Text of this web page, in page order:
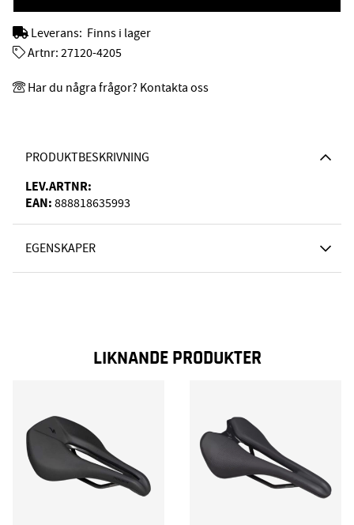
PRODUKTBESKRIVNING
LEV.ARTNR:
EAN: 888818635993
EGENSKAPER
Leverans: Finns i lager
Artnr: 27120-4205
Har du några frågor? Kontakta oss
LIKNANDE PRODUKTER